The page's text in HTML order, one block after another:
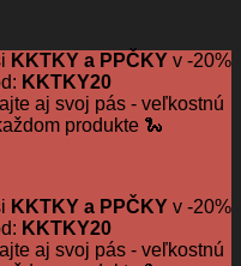
KKTKY a PPČKY v -20%
KKTKY20
aj svoj pás - veľkostnú
produkte 🐍
KKTKY a PPČKY v -20%
KKTKY20
aj svoj pás - veľkostnú